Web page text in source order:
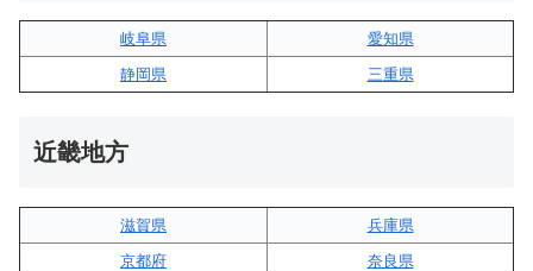
岐阜県
愛知県
静岡県
三重県
近畿地方
滋賀県
兵庫県
京都府
奈良県